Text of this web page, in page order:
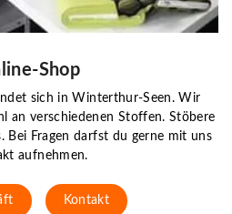
Shop
sich in Winterthur-Seen. Wir
an verschiedenen Stoffen. Stöbere
Bei Fragen darfst du gerne mit uns
aufnehmen.
Kontakt